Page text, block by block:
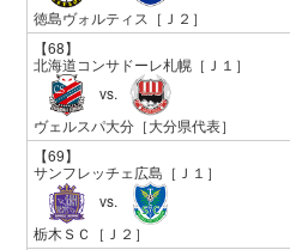
徳島ヴォルティス ［Ｊ２］
【68】
北海道コンサドーレ札幌 ［Ｊ１］
vs.
ヴェルスパ大分 ［大分県代表］
【69】
サンフレッチェ広島 ［Ｊ１］
vs.
栃木ＳＣ
［Ｊ２］